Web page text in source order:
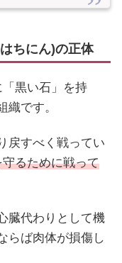
ちにん)の正体
黒い石」を持
織です。
戻すべく戦ってい
るために戦って
臓代わりとして機
らば肉体が損傷し